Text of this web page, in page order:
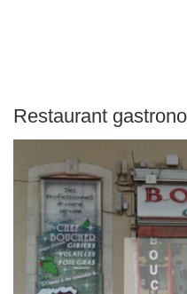
Restaurant